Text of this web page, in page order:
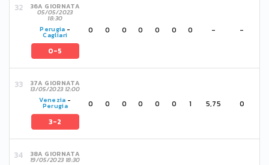
36A GIORNATA
05/05/2023
18:30
Perugia -
Cagliari
0-5
0 0 0 0 0 0 0 - -
37A GIORNATA
13/05/2023 12:00
Venezia -
Perugia
3-2
0 0 0 0 0 0 1 5,75 0
38A GIORNATA
19/05/2023 18:30